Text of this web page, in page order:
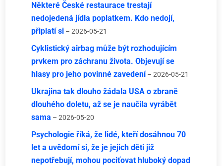
Některé České restaurace trestají
nedojedená jídla poplatkem. Kdo nedojí,
připlatí si – 2026-05-21
Cyklistický airbag může být rozhodujícím
prvkem pro záchranu života. Objevují se
hlasy pro jeho povinné zavedení – 2026-05-21
Ukrajina tak dlouho žádala USA o zbraně
dlouhého doletu, až se je naučila vyrábět
sama – 2026-05-20
Psychologie říká, že lidé, kteří dosáhnou 70
let a uvědomí si, že je jejich děti již
nepotřebují, mohou pociťovat hluboký dopad